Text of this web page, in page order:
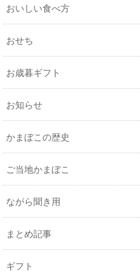
おいしい食べ方
おせち
お歳暮ギフト
お知らせ
かまぼこの歴史
ご当地かまぼこ
ながら聞き用
まとめ記事
ギフト